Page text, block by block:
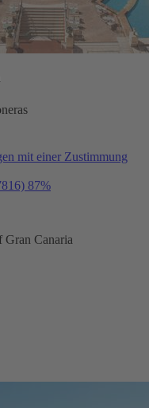
mit einer Zustimmung
87%
Gran Canaria